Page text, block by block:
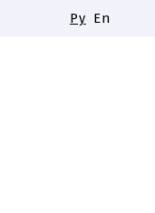
Ру En